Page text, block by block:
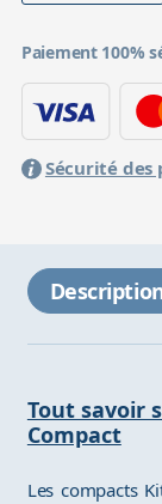
Paiement 100%
Sécurité des
Tout savoir
Compact
Les compacts